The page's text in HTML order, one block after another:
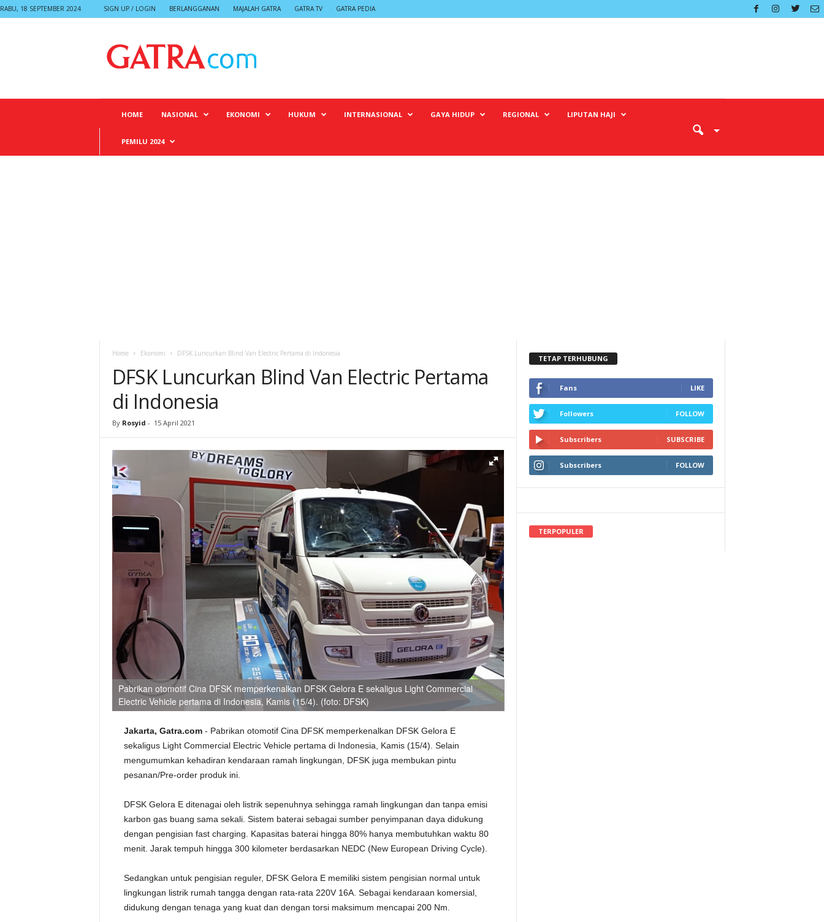
RABU, 18 SEPTEMBER 2024 SIGN UP / LOGIN BERLANGGANAN MAJALAH GATRA GATRA TV GATRA PEDIA
HOME NASIONAL EKONOMI HUKUM INTERNASIONAL GAYA HIDUP REGIONAL LIPUTAN HAJI
PEMILU 2024
Home Ekonomi DFSK Luncurkan Blind Van Electric Pertama di Indonesia
DFSK Luncurkan Blind Van Electric Pertama
di Indonesia
By Rosyid - 15 April 2021
Pabrikan otomotif Cina DFSK memperkenalkan DFSK Gelora E sekaligus Light Commercial
Electric Vehicle pertama di Indonesia, Kamis (15/4). (foto: DFSK)
Jakarta, Gatra.com- Pabrikan otomotif Cina DFSK memperkenalkan DFSK Gelora E
sekaligus Light Commercial Electric Vehicle pertama di Indonesia, Kamis (15/4). Selain
mengumumkan kehadiran kendaraan ramah lingkungan, DFSK juga membukan pintu
pesanan/Pre-order produk ini.
DFSK Gelora E ditenagai oleh listrik sepenuhnya sehingga ramah lingkungan dan tanpa emisi
karbon gas buang sama sekali. Sistem baterai sebagai sumber penyimpanan daya didukung
dengan pengisian fast charging. Kapasitas baterai hingga 80% hanya membutuhkan waktu 80
menit. Jarak tempuh hingga 300 kilometer berdasarkan NEDC (New European Driving Cycle).
Sedangkan untuk pengisian reguler, DFSK Gelora E memiliki sistem pengisian normal untuk
lingkungan listrik rumah tangga dengan rata-rata 220V 16A. Sebagai kendaraan komersial,
didukung dengan tenaga yang kuat dan dengan torsi maksimum mencapai 200 Nm.
TETAP TERHUBUNG
Fans LIKE
Followers FOLLOW
Subscribers SUBSCRIBE
Subscribers FOLLOW